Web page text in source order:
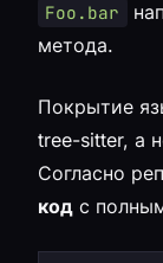
Foo.bar
метода.
Покрытие
tree-sitter, а
Согласно
код с